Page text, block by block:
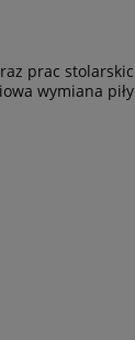
prac
wymiana